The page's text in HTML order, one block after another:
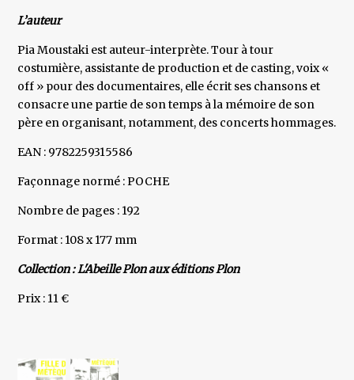
L’auteur
Pia Moustaki est auteur-interprète. Tour à tour
costumière, assistante de production et de casting, voix «
off » pour des documentaires, elle écrit ses chansons et
consacre une partie de son temps à la mémoire de son
père en organisant, notamment, des concerts hommages.
EAN : 9782259315586
Façonnage normé : POCHE
Nombre de pages : 192
Format : 108 x 177 mm
Collection : L'Abeille Plon aux éditions Plon
Prix : 11 €